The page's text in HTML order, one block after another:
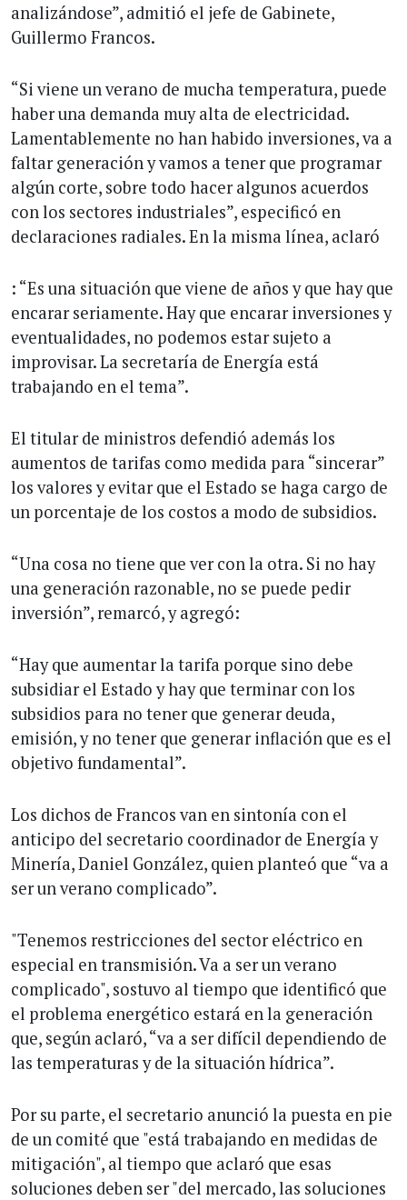
analizándose”, admitió el jefe de Gabinete,
Guillermo Francos.
“Si viene un verano de mucha temperatura, puede
haber una demanda muy alta de electricidad.
Lamentablemente no han habido inversiones, va a
faltar generación y vamos a tener que programar
algún corte, sobre todo hacer algunos acuerdos
con los sectores industriales”, especificó en
declaraciones radiales. En la misma línea, aclaró
: “Es una situación que viene de años y que hay que
encarar seriamente. Hay que encarar inversiones y
eventualidades, no podemos estar sujeto a
improvisar. La secretaría de Energía está
trabajando en el tema”.
El titular de ministros defendió además los
aumentos de tarifas como medida para “sincerar”
los valores y evitar que el Estado se haga cargo de
un porcentaje de los costos a modo de subsidios.
“Una cosa no tiene que ver con la otra. Si no hay
una generación razonable, no se puede pedir
inversión”, remarcó, y agregó:
“Hay que aumentar la tarifa porque sino debe
subsidiar el Estado y hay que terminar con los
subsidios para no tener que generar deuda,
emisión, y no tener que generar inflación que es el
objetivo fundamental”.
Los dichos de Francos van en sintonía con el
anticipo del secretario coordinador de Energía y
Minería, Daniel González, quien planteó que “va a
ser un verano complicado”.
"Tenemos restricciones del sector eléctrico en
especial en transmisión. Va a ser un verano
complicado", sostuvo al tiempo que identificó que
el problema energético estará en la generación
que, según aclaró, “va a ser difícil dependiendo de
las temperaturas y de la situación hídrica”.
Por su parte, el secretario anunció la puesta en pie
de un comité que "está trabajando en medidas de
mitigación", al tiempo que aclaró que esas
soluciones deben ser "del mercado, las soluciones